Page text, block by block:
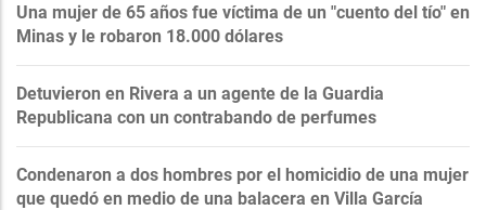
Una mujer de 65 años fue víctima de un "cuento del tío" en
Minas y le robaron 18.000 dólares
Detuvieron en Rivera a un agente de la Guardia
Republicana con un contrabando de perfumes
Condenaron a dos hombres por el homicidio de una mujer
que quedó en medio de una balacera en Villa García